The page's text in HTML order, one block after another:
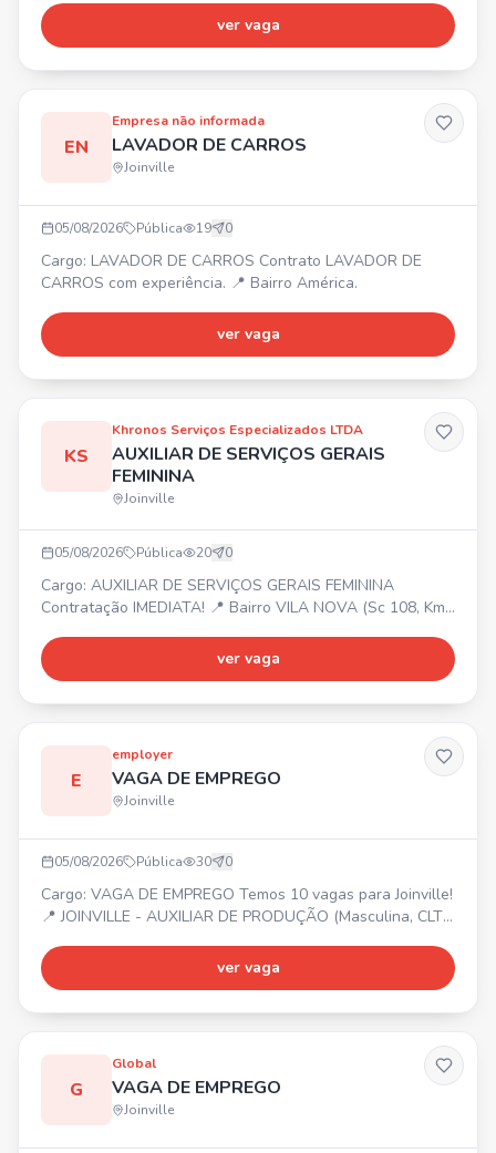
sexta-feira, das 07h30 às 17h18 🎁 Benefícios:
Alimentação na empresa, Vale-transporte, Plano de saúde
ver vaga
EN
Empresa não informada
LAVADOR DE CARROS
Joinville
05/08/2026 Pública 19 0
Cargo: LAVADOR DE CARROS Contrato LAVADOR DE
CARROS com experiência. 📍 Bairro América.
ver vaga
KS
Khronos Serviços Especializados LTDA
AUXILIAR DE SERVIÇOS GERAIS
FEMININA
Joinville
05/08/2026 Pública 20 0
Cargo: AUXILIAR DE SERVIÇOS GERAIS FEMININA
Contratação IMEDIATA! 📍 Bairro VILA NOVA (Sc 108, Km
956,10 + 7% Assiduidade + 20% Insalubridade. 🎁
Benefícios: Vale alimentação R$ 20,33/dia trabalhado +
ver vaga
E
employer
VAGA DE EMPREGO
Joinville
05/08/2026 Pública 30 0
Cargo: VAGA DE EMPREGO Temos 10 vagas para Joinville!
📍 JOINVILLE - AUXILIAR DE PRODUÇÃO (Masculina, CLT
CLT Art. 390) - OPERADOR DE USINAGEM (Masculina, CLT
Art. 390) Entre em contato ou compareça na Employer! 📍
ver vaga
G
Global
VAGA DE EMPREGO
Joinville